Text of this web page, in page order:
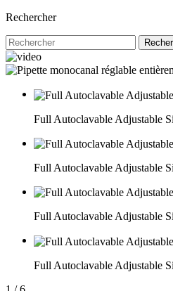
Rechercher
Full Autoclavable Adjustable
Full Autoclavable Adjustable
Full Autoclavable Adjustable
Full Autoclavable Adjustable